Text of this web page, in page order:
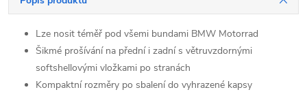
Lze nosit téměř pod všemi bundami BMW Motorrad
Šikmé prošívání na přední i zadní s větruvzdornými
softshellovými vložkami po stranách
Kompaktní rozměry po sbalení do vyhrazené kapsy